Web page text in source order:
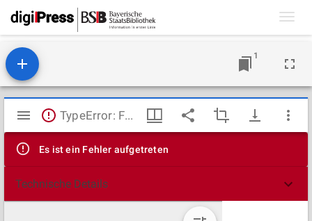
1
Mirador
Viewer
TypeError: Failed to fetch
Es ist ein Fehler aufgetreten
Technische Details